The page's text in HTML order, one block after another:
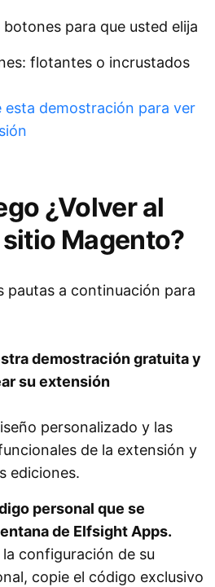
para que usted elija
flotantes o incrustados
esta demostración para ver
¿Volver al
Magento?
pautas a continuación para
demostración gratuita y
su extensión
personalizado y las
de la extensión y
ediciones.
personal que se
de Elfsight Apps.
configuración de su
copie el código exclusivo